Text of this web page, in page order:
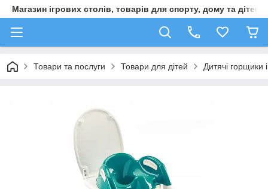
Магазин ігрових столів, товарів для спорту, дому та дітей
Товари та послуги Товари для дітей Дитячі горщики